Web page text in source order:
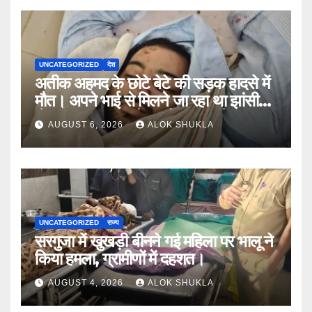
UNCATEGORIZED देश
अतीक अहमद के छोटे बेटे की सड़क हादसे में
मौत। अपने भाई से मिलने जा रहा था झांसी
जेल (सूत्र)। कार में 5 लोग सवार थे।
AUGUST 6, 2026 ALOK SHUKLA
UNCATEGORIZED राज्य
सरगुजा में खुखड़ी बीनने गई महिला पर भालू ने
किया हमला, ग्रामीणों में दहशत।
AUGUST 4, 2026 ALOK SHUKLA